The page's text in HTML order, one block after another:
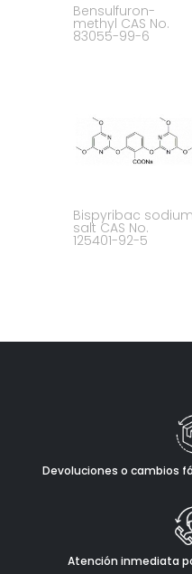
Bensulfuron-
methyl CAS No.
83055-99-6
Bispyribac sodium
salt CAS No.
125401-92-5
Devoluciones o cambios
Atención inmediata